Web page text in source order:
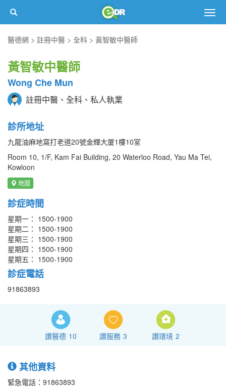
醫德網
註冊中醫 全科 黃智敏中醫師
黃智敏中醫師
Wong Che Mun
註冊中醫、全科、私人執業
診所地址
九龍油麻地窩打老道20號金輝大厦1樓10室
Room 10, 1/F, Kam Fai Building, 20 Waterloo Road, Yau Ma Tei,
Kowloon
地圖
診症時間
星期一： 1500-1900
星期二： 1500-1900
星期三： 1500-1900
星期四： 1500-1900
星期五： 1500-1900
診症電話
91863893
讚醫德 10 讚服務 3 讚環境 2
其他資料
緊急電話：91863893